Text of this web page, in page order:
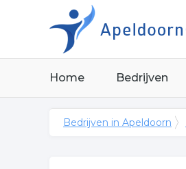
Home Bedrijven
Bedrijven in Apeldoorn